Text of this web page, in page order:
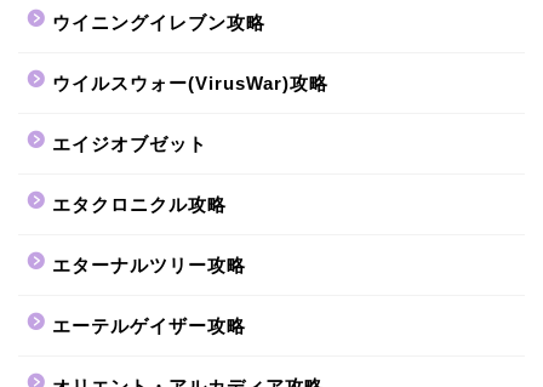
ウイニングイレブン攻略
ウイルスウォー(VirusWar)攻略
エイジオブゼット
エタクロニクル攻略
エターナルツリー攻略
エーテルゲイザー攻略